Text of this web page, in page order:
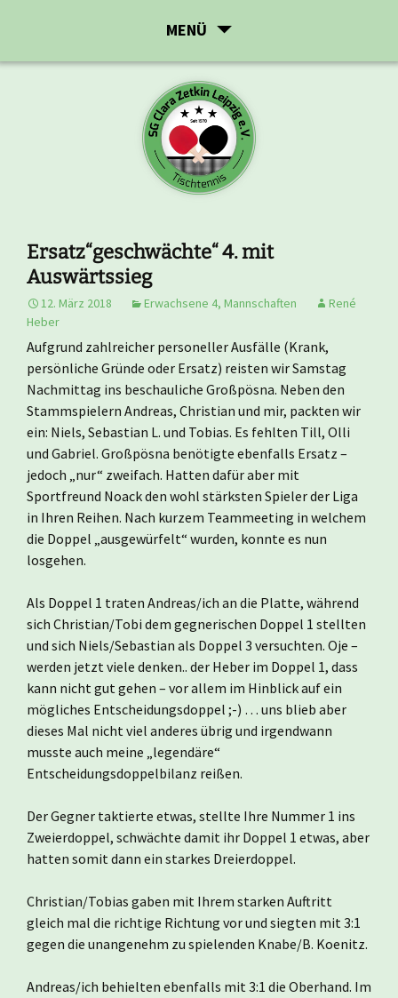
MENÜ
Ersatz“geschwächte“ 4. mit
Auswärtssieg
12. März 2018 Erwachsene 4, Mannschaften
René
Heber
Aufgrund zahlreicher personeller Ausfälle (Krank,
persönliche Gründe oder Ersatz) reisten wir Samstag
Nachmittag ins beschauliche Großpösna. Neben den
Stammspielern Andreas, Christian und mir, packten wir
ein: Niels, Sebastian L. und Tobias. Es fehlten Till, Olli
und Gabriel. Großpösna benötigte ebenfalls Ersatz –
jedoch „nur“ zweifach. Hatten dafür aber mit
Sportfreund Noack den wohl stärksten Spieler der Liga
in Ihren Reihen. Nach kurzem Teammeeting in welchem
die Doppel „ausgewürfelt“ wurden, konnte es nun
losgehen.
Als Doppel 1 traten Andreas/ich an die Platte, während
sich Christian/Tobi dem gegnerischen Doppel 1 stellten
und sich Niels/Sebastian als Doppel 3 versuchten. Oje –
werden jetzt viele denken.. der Heber im Doppel 1, dass
kann nicht gut gehen – vor allem im Hinblick auf ein
mögliches Entscheidungsdoppel ;-) … uns blieb aber
dieses Mal nicht viel anderes übrig und irgendwann
musste auch meine „legendäre“
Entscheidungsdoppelbilanz reißen.
Der Gegner taktierte etwas, stellte Ihre Nummer 1 ins
Zweierdoppel, schwächte damit ihr Doppel 1 etwas, aber
hatten somit dann ein starkes Dreierdoppel.
Christian/Tobias gaben mit Ihrem starken Auftritt
gleich mal die richtige Richtung vor und siegten mit 3:1
gegen die unangenehm zu spielenden Knabe/B. Koenitz.
Andreas/ich behielten ebenfalls mit 3:1 die Oberhand. Im